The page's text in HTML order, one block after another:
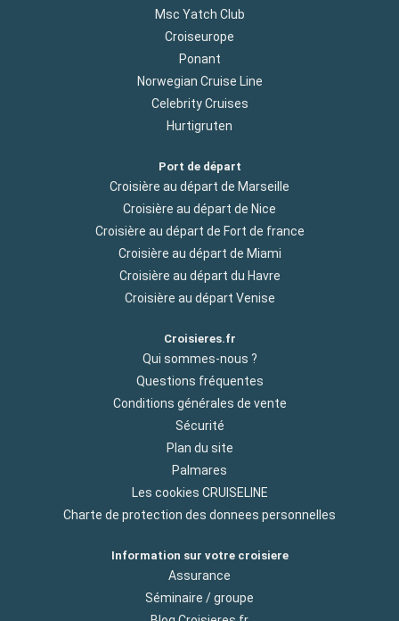
Msc Yatch Club
Croiseurope
Ponant
Norwegian Cruise Line
Celebrity Cruises
Hurtigruten
Port de départ
Croisière au départ de Marseille
Croisière au départ de Nice
Croisière au départ de Fort de france
Croisière au départ de Miami
Croisière au départ du Havre
Croisière au départ Venise
Croisieres.fr
Qui sommes-nous ?
Questions fréquentes
Conditions générales de vente
Sécurité
Plan du site
Palmares
Les cookies CRUISELINE
Charte de protection des donnees personnelles
Information sur votre croisiere
Assurance
Séminaire / groupe